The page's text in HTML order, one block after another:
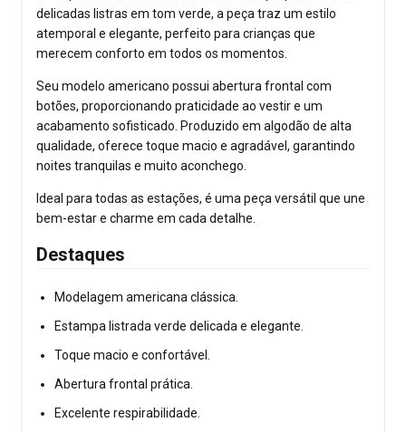
delicadas listras em tom verde, a peça traz um estilo
atemporal e elegante, perfeito para crianças que
merecem conforto em todos os momentos.
Seu modelo americano possui abertura frontal com
botões, proporcionando praticidade ao vestir e um
acabamento sofisticado. Produzido em algodão de alta
qualidade, oferece toque macio e agradável, garantindo
noites tranquilas e muito aconchego.
Ideal para todas as estações, é uma peça versátil que une
bem-estar e charme em cada detalhe.
Destaques
Modelagem americana clássica.
Estampa listrada verde delicada e elegante.
Toque macio e confortável.
Abertura frontal prática.
Excelente respirabilidade.